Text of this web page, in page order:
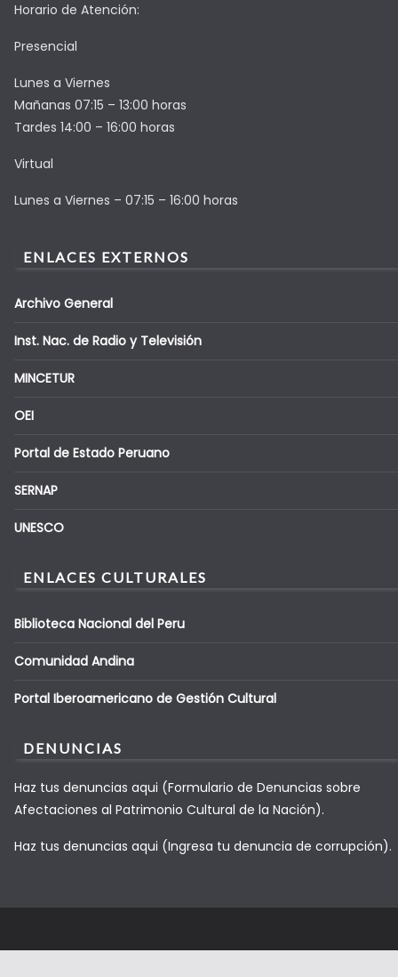
Horario de Atención:
Presencial
Lunes a Viernes
Mañanas 07:15 – 13:00 horas
Tardes 14:00 – 16:00 horas
Virtual
Lunes a Viernes – 07:15 – 16:00 horas
ENLACES EXTERNOS
Archivo General
Inst. Nac. de Radio y Televisión
MINCETUR
OEI
Portal de Estado Peruano
SERNAP
UNESCO
ENLACES CULTURALES
Biblioteca Nacional del Peru
Comunidad Andina
Portal Iberoamericano de Gestión Cultural
DENUNCIAS
Haz tus denuncias aqui (Formulario de Denuncias sobre
Afectaciones al Patrimonio Cultural de la Nación).
Haz tus denuncias aqui (Ingresa tu denuncia de corrupción).